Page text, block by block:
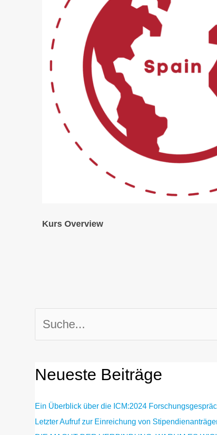
Kurs Overview
Suchen
Neueste Beiträge
Ein Überblick über die ICM:2024
Letzter Aufruf zur Einreichung von